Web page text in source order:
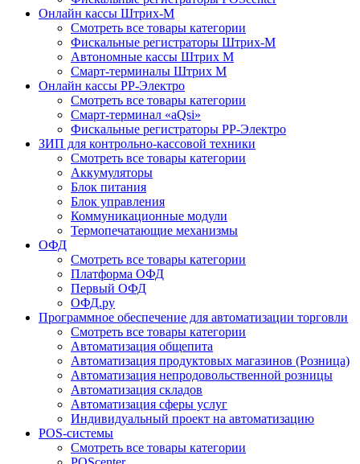
Онлайн кассы Штрих-М
Смотреть все товары категории
Фискальные регистраторы Штрих-М
Автономные кассы Штрих М
Смарт-терминалы Штрих М
Онлайн кассы РР-Электро
Смотреть все товары категории
Смарт-терминал «aQsi»
Фискальные регистраторы РР-Электро
ЗИП для контрольно-кассовой техники
Смотреть все товары категории
Аккумуляторы
Блок питания
Блок управления
Коммуникационные модули
Термопечатающие механизмы
ОФД
Смотреть все товары категории
Платформа ОФД
Первый ОФД
ОФД.ру
Программное обеспечение для автоматизации торговли
Смотреть все товары категории
Автоматизация общепита
Автоматизация продуктовых магазинов (Розница)
Автоматизация непродовольственной розницы
Автоматизация складов
Автоматизация сферы услуг
Индивидуальный проект на автоматизацию
POS-системы
Смотреть все товары категории